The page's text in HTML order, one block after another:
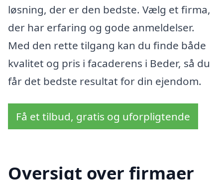
løsning, der er den bedste. Vælg et firma,
der har erfaring og gode anmeldelser.
Med den rette tilgang kan du finde både
kvalitet og pris i facaderens i Beder, så du
får det bedste resultat for din ejendom.
Få et tilbud, gratis og uforpligtende
Oversigt over firmaer